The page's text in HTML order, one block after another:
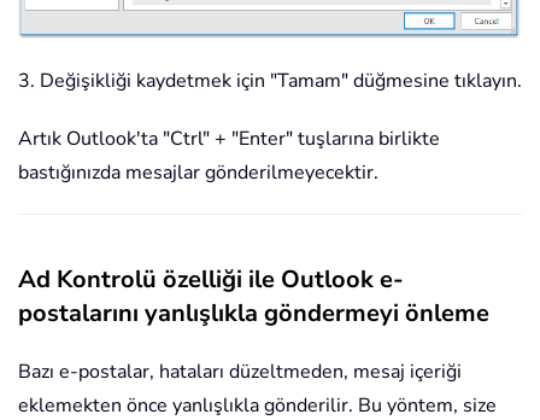
3. Değişikliği kaydetmek için "Tamam" düğmesine tıklayın.
Artık Outlook'ta "Ctrl" + "Enter" tuşlarına birlikte
bastığınızda mesajlar gönderilmeyecektir.
Ad Kontrolü özelliği ile Outlook e-
postalarını yanlışlıkla göndermeyi önleme
Bazı e-postalar, hataları düzeltmeden, mesaj içeriği
eklemekten önce yanlışlıkla gönderilir. Bu yöntem, size